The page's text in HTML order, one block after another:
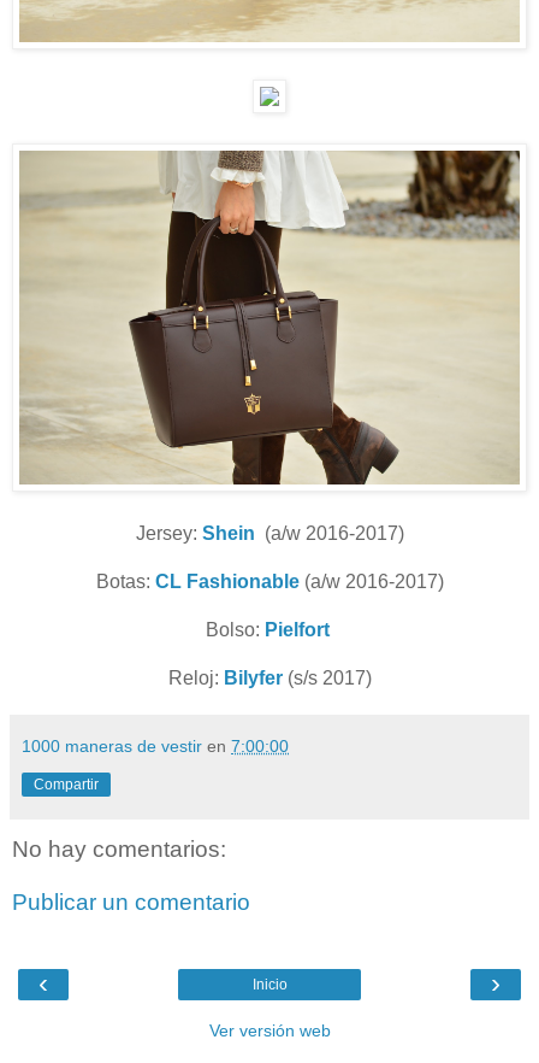
Jersey: Shein (a/w 2016-2017)
Botas: CL Fashionable(a/w 2016-2017)
Bolso: Pielfort
Reloj: Bilyfer(s/s 2017)
1000 maneras de vestir en 7:00:00
Compartir
No hay comentarios:
Publicar un comentario
‹ ›
Inicio
Ver versión web